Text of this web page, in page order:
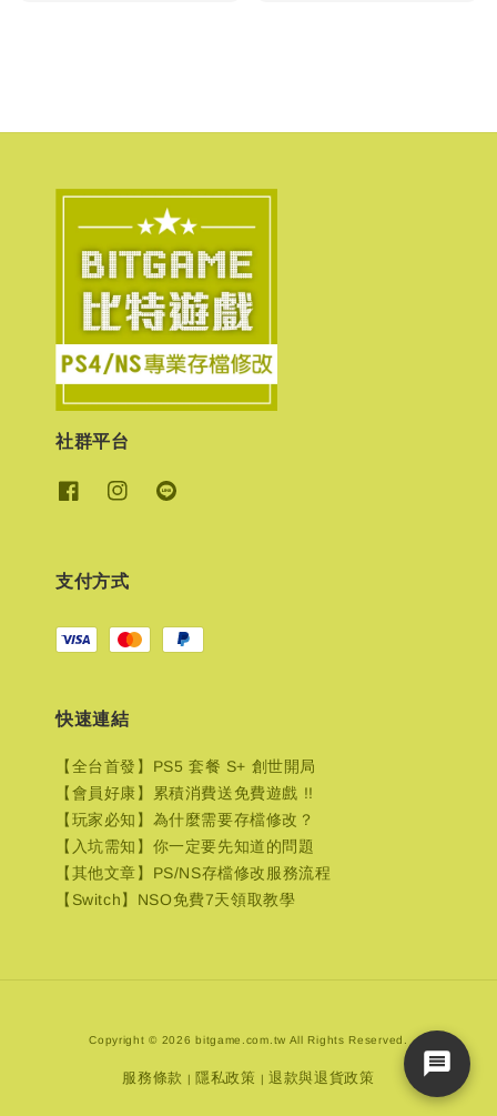
社群平台
支付方式
快速連結
【全台首發】PS5 套餐 S+ 創世開局
【會員好康】累積消費送免費遊戲 !!
【玩家必知】為什麼需要存檔修改？
【入坑需知】你一定要先知道的問題
【其他文章】PS/NS存檔修改服務流程
【Switch】NSO免費7天領取教學
Copyright © 2026 bitgame.com.tw All Rights Reserved.
服務條款 | 隱私政策 | 退款與退貨政策